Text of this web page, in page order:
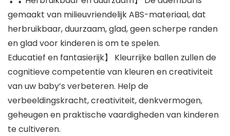
gemaakt van milieuvriendelijk ABS-materiaal, dat
herbruikbaar, duurzaam, glad, geen scherpe randen
en glad voor kinderen is om te spelen.
Educatief en fantasierijk】 Kleurrijke ballen zullen de
cognitieve competentie van kleuren en creativiteit
van uw baby’s verbeteren. Help de
verbeeldingskracht, creativiteit, denkvermogen,
geheugen en praktische vaardigheden van kinderen
te cultiveren.